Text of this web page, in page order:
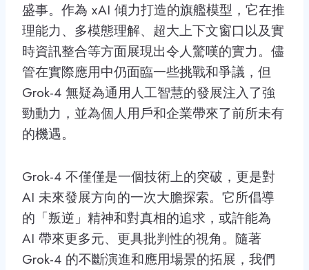
盛事。作為 xAI 傾力打造的旗艦模型，它在推
理能力、多模態理解、超大上下文窗口以及實
時資訊整合等方面展現出令人驚嘆的實力。儘
管在實際應用中仍面臨一些挑戰和爭議，但
Grok-4 無疑為通用人工智慧的發展注入了強
勁動力，並為個人用戶和企業帶來了前所未有
的機遇。
Grok-4 不僅僅是一個技術上的突破，更是對
AI 未來發展方向的一次大膽探索。它所倡導
的「叛逆」精神和對真相的追求，或許能為
AI 帶來更多元、更具批判性的視角。隨著
Grok-4 的不斷演進和應用場景的拓展，我們